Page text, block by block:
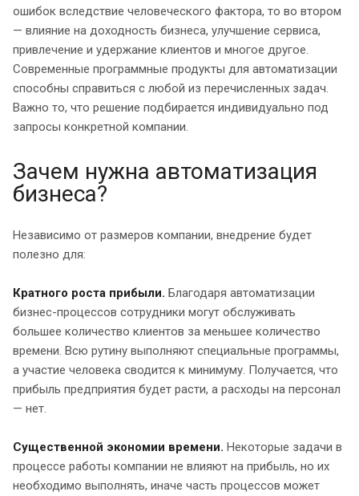
ошибок вследствие человеческого фактора, то во втором
— влияние на доходность бизнеса, улучшение сервиса,
привлечение и удержание клиентов и многое другое.
Современные программные продукты для автоматизации
способны справиться с любой из перечисленных задач.
Важно то, что решение подбирается индивидуально под
запросы конкретной компании.
Зачем нужна автоматизация
бизнеса?
Независимо от размеров компании, внедрение будет
полезно для:
Кратного роста прибыли. Благодаря автоматизации
бизнес-процессов сотрудники могут обслуживать
большее количество клиентов за меньшее количество
времени. Всю рутину выполняют специальные программы,
а участие человека сводится к минимуму. Получается, что
прибыль предприятия будет расти, а расходы на персонал
— нет.
Существенной экономии времени. Некоторые задачи в
процессе работы компании не влияют на прибыль, но их
необходимо выполнять, иначе часть процессов может